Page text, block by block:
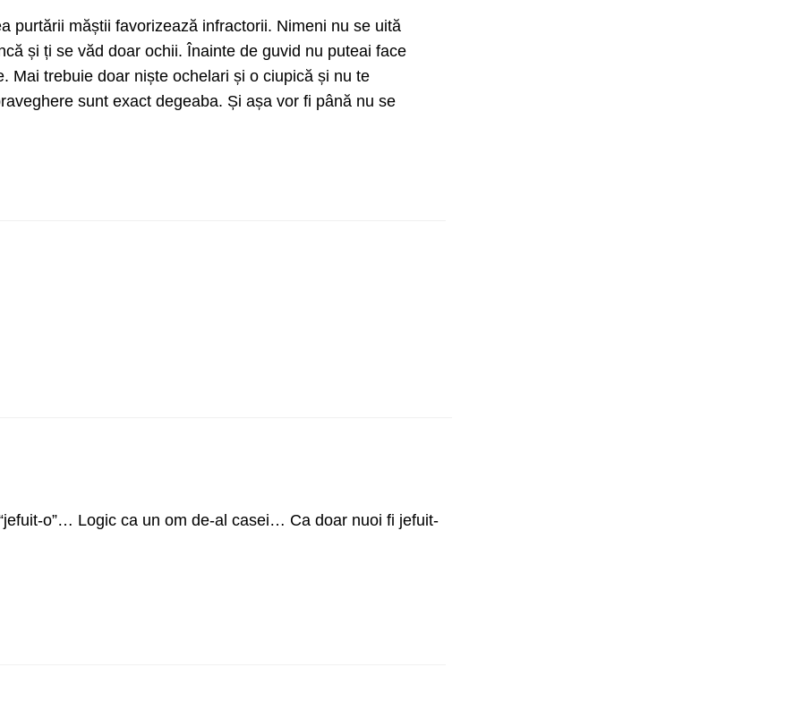
purtării măștii favorizează infractorii. Nimeni nu se uită
și ți se văd doar ochii. Înainte de guvid nu puteai face
Mai trebuie doar niște ochelari și o ciupică și nu te
sunt exact degeaba. Și așa vor fi până nu se
o”… Logic ca un om de-al casei… Ca doar nuoi fi jefuit-